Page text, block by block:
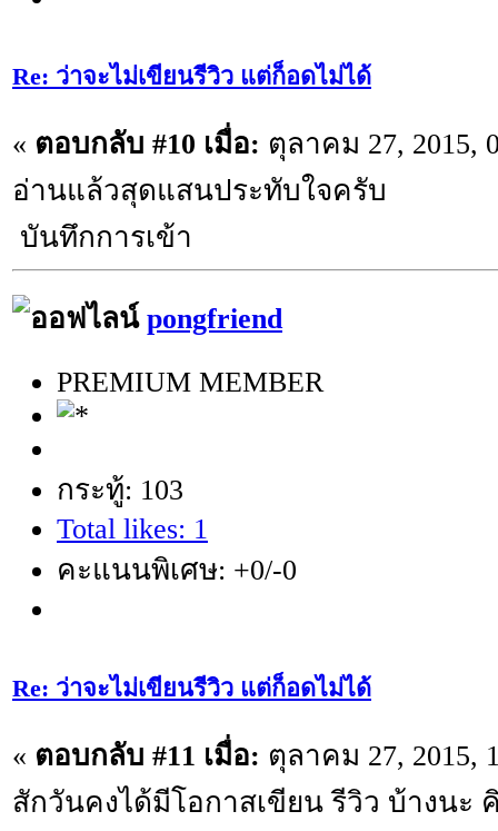
Re: ว่าจะไม่เขียนรีวิว แต่ก็อดไม่ได้
« ตอบกลับ #10 เมื่อ: ตุลาคม 27, 2015,
อ่านแล้วสุดแสนประทับใจครับ
บันทึกการเข้า
pongfriend
PREMIUM MEMBER
กระทู้: 103
Total likes: 1
คะแนนพิเศษ: +0/-0
Re: ว่าจะไม่เขียนรีวิว แต่ก็อดไม่ได้
« ตอบกลับ #11 เมื่อ: ตุลาคม 27, 2015,
สักวันคงได้มีโอกาสเขียน รีวิว บ้างนะ